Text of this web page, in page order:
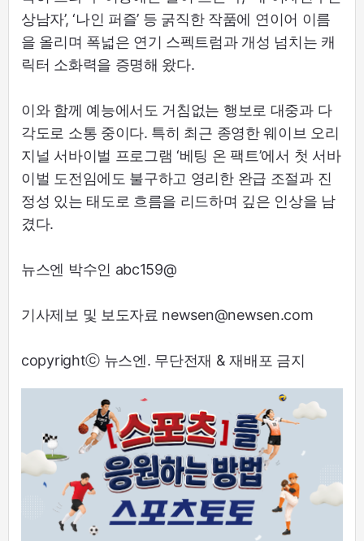
상남자’, ‘나인 퍼즐’ 등 굵직한 작품에 연이어 이름
을 올리며 폭넓은 연기 스펙트럼과 개성 넘치는 캐
릭터 소화력을 증명해 왔다.
이와 함께 예능에서도 거침없는 행보로 대중과 다
각도로 소통 중이다. 특히 최근 종영한 웨이브 오리
지널 서바이벌 프로그램 ‘베팅 온 팩트’에서 첫 서바
이벌 도전임에도 불구하고 영리한 완급 조절과 진
정성 있는 태도로 흐름을 리드하며 깊은 인상을 남
겼다.
뉴스엔 박수인 abc159@
기사제보 및 보도자료 newsen@newsen.com
copyrightⓒ 뉴스엔. 무단전재 & 재배포 금지